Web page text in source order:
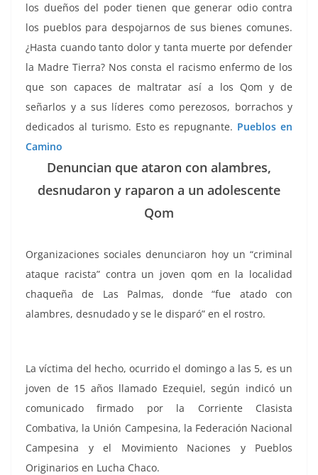
los dueños del poder tienen que generar odio contra
los pueblos para despojarnos de sus bienes comunes.
¿Hasta cuando tanto dolor y tanta muerte por defender
la Madre Tierra? Nos consta el racismo enfermo de los
que son capaces de maltratar así a los Qom y de
señarlos y a sus líderes como perezosos, borrachos y
dedicados al turismo. Esto es repugnante. Pueblos en
Camino
Denuncian que ataron con alambres,
desnudaron y raparon a un adolescente
Qom
Organizaciones sociales denunciaron hoy un “criminal
ataque racista” contra un joven qom en la localidad
chaqueña de Las Palmas, donde “fue atado con
alambres, desnudado y se le disparó” en el rostro.
La víctima del hecho, ocurrido el domingo a las 5, es un
joven de 15 años llamado Ezequiel, según indicó un
comunicado firmado por la Corriente Clasista
Combativa, la Unión Campesina, la Federación Nacional
Campesina y el Movimiento Naciones y Pueblos
Originarios en Lucha Chaco.